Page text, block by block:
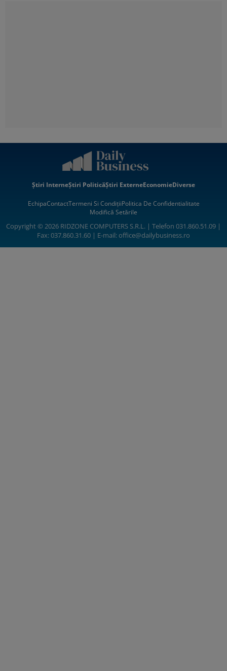
Știri InterneȘtiri PoliticăȘtiri ExterneEconomieDiverse
EchipaContactTermeni Si CondițiiPolitica De Confidentialitate
Modifică Setările
Copyright © 2026 RIDZONE COMPUTERS S.R.L. | Telefon 031.860.51.09 |
Fax: 037.860.31.60 | E-mail:office@dailybusiness.ro